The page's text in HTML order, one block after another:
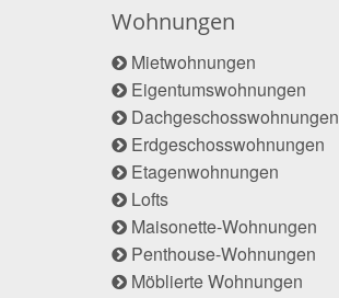
Wohnungen
Mietwohnungen
Eigentumswohnungen
Dachgeschosswohnungen
Erdgeschosswohnungen
Etagenwohnungen
Lofts
Maisonette-Wohnungen
Penthouse-Wohnungen
Möblierte Wohnungen